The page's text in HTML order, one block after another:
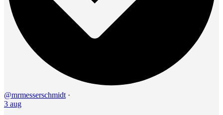
@mrmesserschmidt ·
3 aug